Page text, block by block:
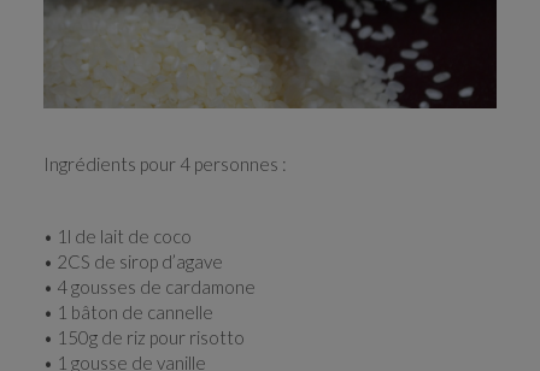
Ingrédients pour 4 personnes :
• 1l de lait de coco
• 2CS de sirop d’agave
• 4 gousses de cardamone
• 1 bâton de cannelle
• 150g de riz pour risotto
• 1 gousse de vanille